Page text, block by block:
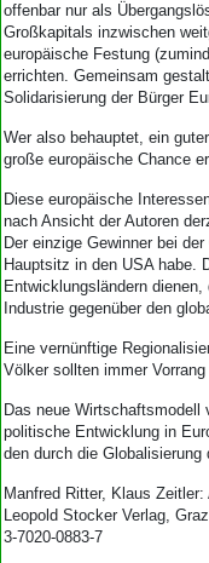
offenbar nur als
Großkapitals inzwischen
europäische Festung
errichten. Gemeinsam
Solidarisierung der Bürger
Wer also behauptet, ein
große europäische Chance
Diese europäische
nach Ansicht der Autoren
Der einzige Gewinner bei
Hauptsitz in den USA habe.
Entwicklungsländern
Industrie gegenüber den
Eine vernünftige
Völker sollten immer
Das neue
politische Entwicklung in
den durch die
Manfred Ritter, Klaus
Leopold Stocker Verlag,
3-7020-0883-7